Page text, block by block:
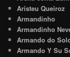
Aristeu Queiroz
Armandinho
Armandinho
Armando do
Armando Y Su